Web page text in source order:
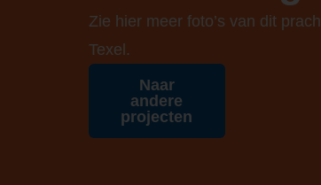
Zie hier meer foto’s van dit
Texel.
Naar
andere
projecten